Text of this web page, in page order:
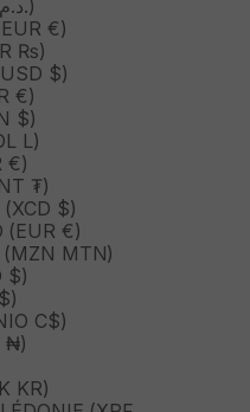
MAROC (MAD د.م.)
€)
₨)
$)
€)
$)
L)
€)
₮)
(XCD $)
(EUR €)
(MZN MTN)
$)
C$)
₦)
KR)